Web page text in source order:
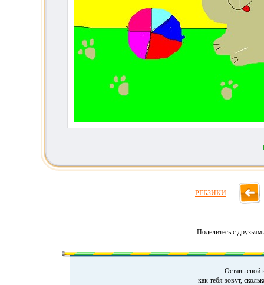
РЕБЗИКИ
Поделитесь с
Оставь свой
как тебя зовут,